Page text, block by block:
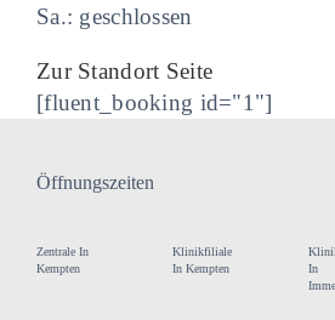
Sa.: geschlossen
Zur Standort Seite
[fluent_booking id="1"]
Öffnungszeiten
Zentrale In
Kempten
Klinikfiliale
In Kempten
In